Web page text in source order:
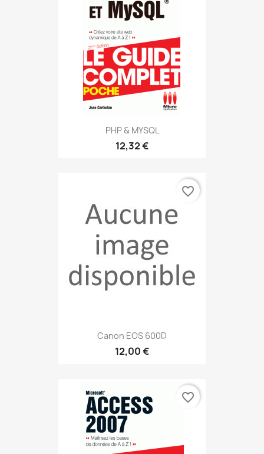
PHP & MYSQL
12,32 €
Canon EOS 600D
12,00 €
favorite_border
favorite_border